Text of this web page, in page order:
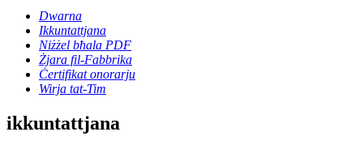
Dwarna
Ikkuntattjana
Niżżel bħala PDF
Żjara fil-Fabbrika
Ċertifikat onorarju
Wirja tat-Tim
ikkuntattjana